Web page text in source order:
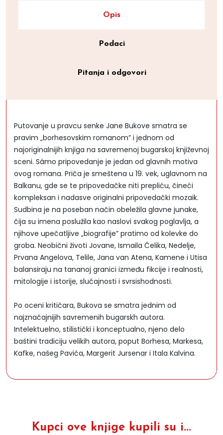
Opis
Podaci
Pitanja i odgovori
Putovanje u pravcu senke Jane Bukove smatra se
pravim „borhesovskim romanom” i jednom od
najoriginalnijih knjiga na savremenoj bugarskoj književnoj
sceni. Sámo pripovedanje je jedan od glavnih motiva
ovog romana. Priča je smeštena u 19. vek, uglavnom na
Balkanu, gde se te pripovedačke niti prepliću, čineći
kompleksan i nadasve originalni pripovedački mozaik.
Sudbina je na poseban način obeležila glavne junake,
čija su imena poslužila kao naslovi svakog poglavlja, a
njihove upečatljive „biografije” pratimo od kolevke do
groba. Neobični životi Jovane, Ismaila Čelika, Nedelje,
Prvana Angelova, Telile, Jana van Atena, Kamene i Utisa
balansiraju na tananoj granici između fikcije i realnosti,
mitologije i istorije, slučajnosti i svrsishodnosti.
Po oceni kritičara, Bukova se smatra jednim od
najznačajnijih savremenih bugarskh autora.
Intelektuelno, stilistički i konceptualno, njeno delo
baštini tradiciju velikih autora, poput Borhesa, Markesa,
Kafke, našeg Pavića, Margerit Jursenar i Itala Kalvina.
Kupci ove knjige kupili su i...